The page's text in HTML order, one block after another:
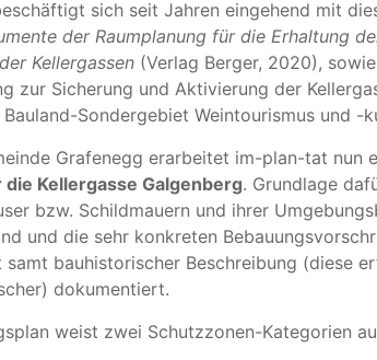
sich seit Jahren eingehend mit
der Raumplanung für die Erhaltung
Kellergassen (Verlag Berger, 2020),
zur Sicherung und Aktivierung der
Bauland-Sondergebiet Weintourismus und -
Grafenegg erarbeitet im-plan-tat nun
Kellergasse Galgenberg. Grundlage
bzw. Schildmauern und ihrer
und die sehr konkreten
samt bauhistorischer Beschreibung (diese
dokumentiert.
weist zwei Schutzzonen-Kategorien